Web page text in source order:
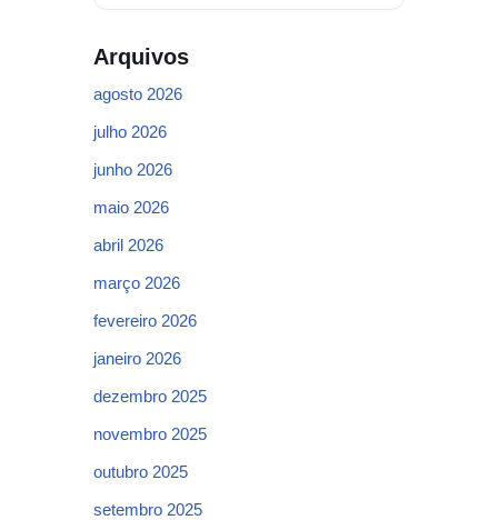
Arquivos
agosto 2026
julho 2026
junho 2026
maio 2026
abril 2026
março 2026
fevereiro 2026
janeiro 2026
dezembro 2025
novembro 2025
outubro 2025
setembro 2025